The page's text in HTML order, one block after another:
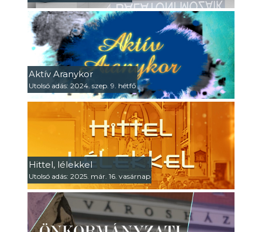
Aktív Aranykor
Utolsó adás: 2024. szep. 9. hétfő
Hittel, lélekkel
Utolsó adás: 2025. már. 16. vasárnap